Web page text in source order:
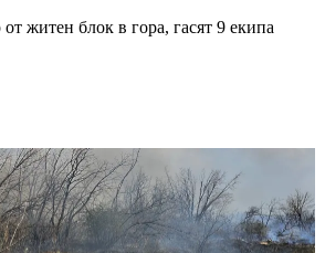
житен блок в гора, гасят 9 екипа